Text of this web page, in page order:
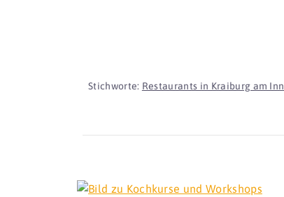
Stichworte: Restaurants in Kraiburg am Inn